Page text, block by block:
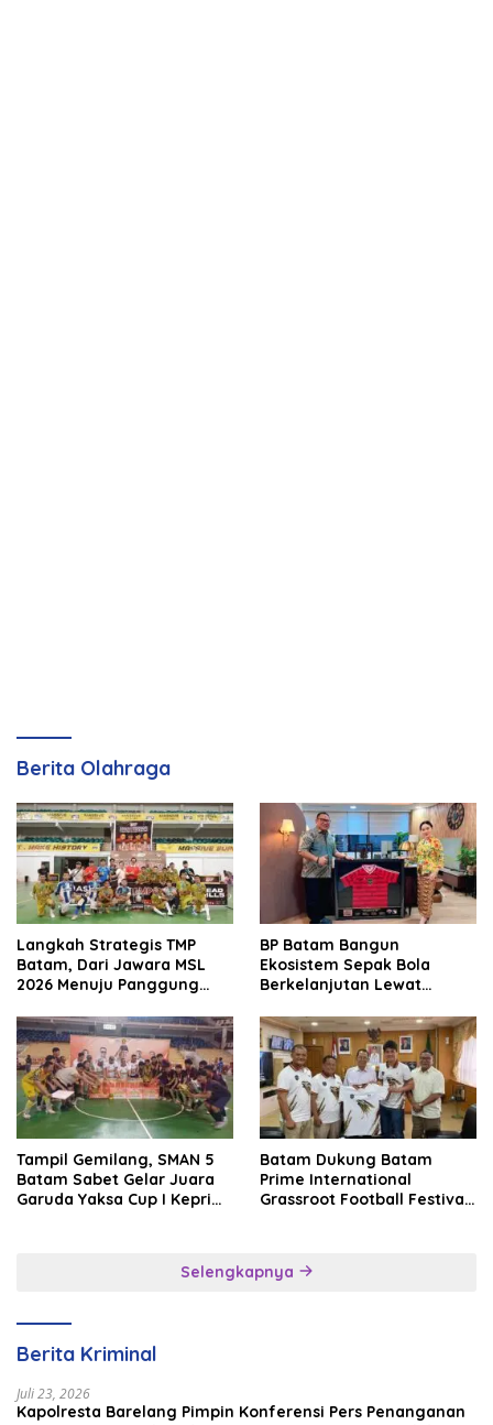
Berita Olahraga
Langkah Strategis TMP
Batam, Dari Jawara MSL
2026 Menuju Panggung
BP Batam Bangun
Ekosistem Sepak Bola
Berkelanjutan Lewat
Tampil Gemilang, SMAN 5
Batam Sabet Gelar Juara
Garuda Yaksa Cup I Kepri
Batam Dukung Batam
Prime International
Grassroot Football Festival
Brunei–Malaysia
Selengkapnya
Berita Kriminal
Juli 23, 2026
Kapolresta Barelang Pimpin Konferensi Pers Penanganan